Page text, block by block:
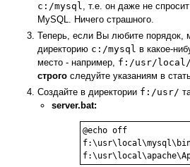
c:/mysql, т.е. он даже не
MySQL. Ничего страшного.
Теперь, если Вы любите порядок,
директорию c:/mysql в какое-
место - например, f:/usr/local/
строго следуйте указаниям в
Создайте в директории f:/usr/
server.bat:
@echo off